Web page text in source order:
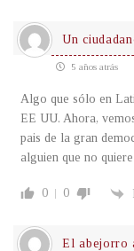
Un
5 años atrás
Algo que sólo en
EE UU. Ahora,
pais de la gran
alguien que no
0 0
El abejorro